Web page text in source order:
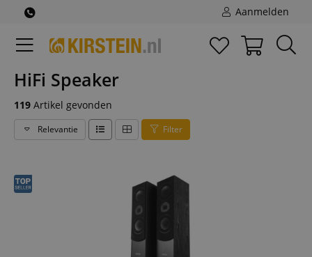
Aanmelden
HiFi Speaker
119 Artikel gevonden
Relevantie Filter